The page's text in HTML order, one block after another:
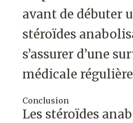
avant de débuter
stéroïdes
s’assurer d’une
médicale
Conclusion
Les stéroïdes